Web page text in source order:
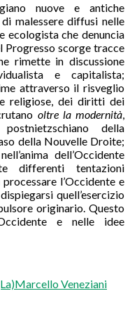
nuove e antiche
malessere diffusi nelle
ecologista che denuncia
Progresso scorge tracce
rimette in discussione
e capitalista;
attraverso il risveglio
religiose, dei diritti dei
oltre la modernità,
della
della Nouvelle Droite;
dell’Occidente
differenti tentazioni
l’Occidente e
quell’esercizio
originario. Questo
e nelle idee